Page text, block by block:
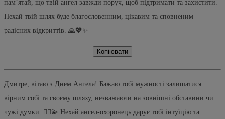
пам’ятай, що твій ангел завжди поруч, щоб підтримати та захистити.
Нехай твій шлях буде благословенним, цікавим та сповненим
радісних відкриттів. 🙏💖✨
Копіювати
Дмитре, вітаю з Днем Ангела! Бажаю тобі мужності залишатися
вірним собі та своєму шляху, незважаючи на зовнішні обставини чи
чужі думки. 🚶‍♂️💫 Нехай ангел-охоронець дарує тобі інтуїцію та